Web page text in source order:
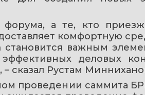
а те, кто
комфортную
важным
деловых
сказал Рустам
проведении саммита